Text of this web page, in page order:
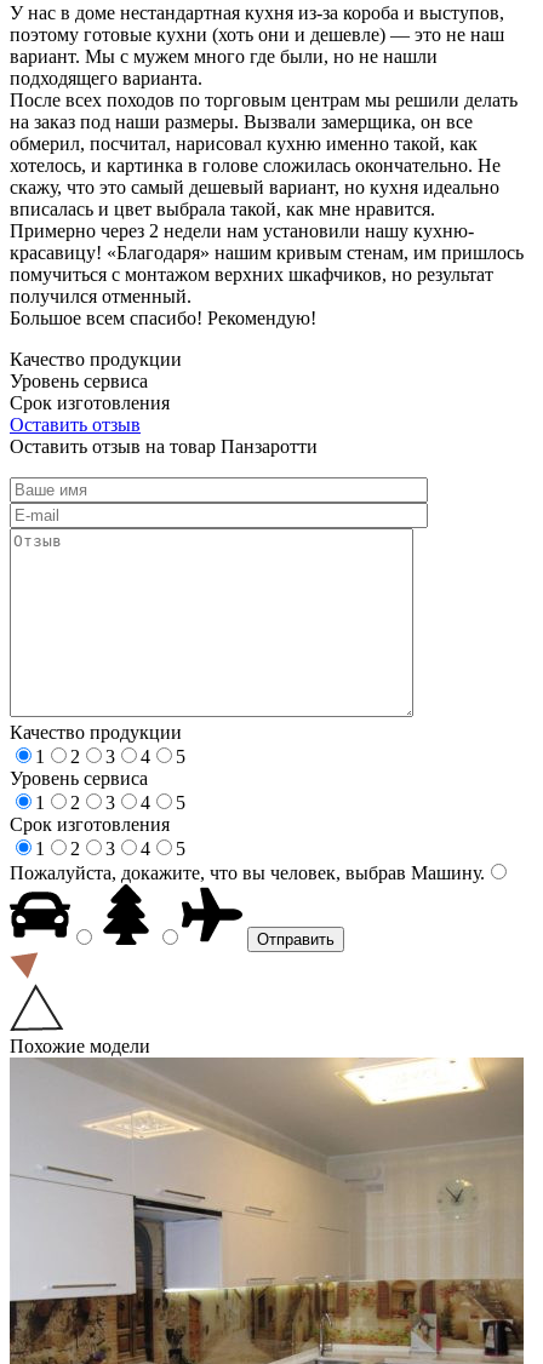
У нас в доме нестандартная кухня из-за короба и выступов,
поэтому готовые кухни (хоть они и дешевле) — это не наш
вариант. Мы с мужем много где были, но не нашли
подходящего варианта.
После всех походов по торговым центрам мы решили делать
на заказ под наши размеры. Вызвали замерщика, он все
обмерил, посчитал, нарисовал кухню именно такой, как
хотелось, и картинка в голове сложилась окончательно. Не
скажу, что это самый дешевый вариант, но кухня идеально
вписалась и цвет выбрала такой, как мне нравится.
Примерно через 2 недели нам установили нашу кухню-
красавицу! «Благодаря» нашим кривым стенам, им пришлось
помучиться с монтажом верхних шкафчиков, но результат
получился отменный.
Большое всем спасибо! Рекомендую!
Качество продукции
Уровень сервиса
Срок изготовления
Оставить отзыв
Оставить отзыв на товар Панзаротти
Качество продукции
1
2 3 4
5
Уровень сервиса
1
2 3 4
5
Срок изготовления
1
2 3 4
5
Пожалуйста, докажите, что вы человек, выбрав Машину.
Похожие модели